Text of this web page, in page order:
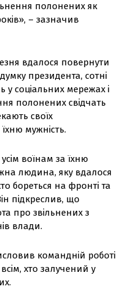
полонених як
– зазначив
вдалося повернути
президента, сотні
соціальних мережах і
полонених свідчать
своїх
мужність.
воїнам за їхню
людина, яку вдалося
бореться на фронті та
підкреслив, що
про звільнених з
влади.
командній роботі
хто залучений у